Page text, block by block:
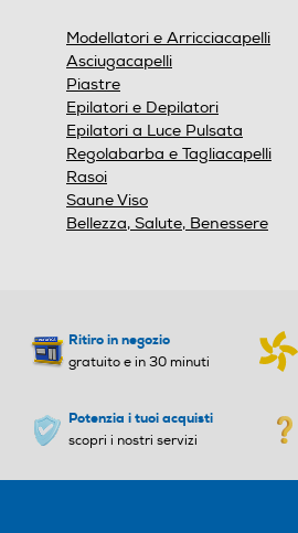
Modellatori e Arricciacapelli
Asciugacapelli
Piastre
Epilatori e Depilatori
Epilatori a Luce Pulsata
Regolabarba e Tagliacapelli
Rasoi
Saune Viso
Bellezza, Salute, Benessere
Ritiro in negozio
gratuito e in 30 minuti
Potenzia i tuoi acquisti
scopri i nostri servizi